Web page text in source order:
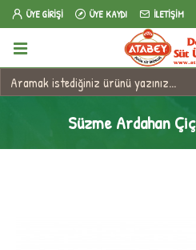
ÜYE GIRIŞI ÜYE KAYDI İLETIŞIM
Süzme Ardahan